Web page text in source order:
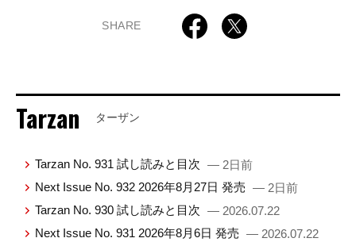
SHARE
Tarzan ターザン
Tarzan No. 931 試し読みと目次 — 2日前
Next Issue No. 932 2026年8月27日 発売 — 2日前
Tarzan No. 930 試し読みと目次 — 2026.07.22
Next Issue No. 931 2026年8月6日 発売 — 2026.07.22